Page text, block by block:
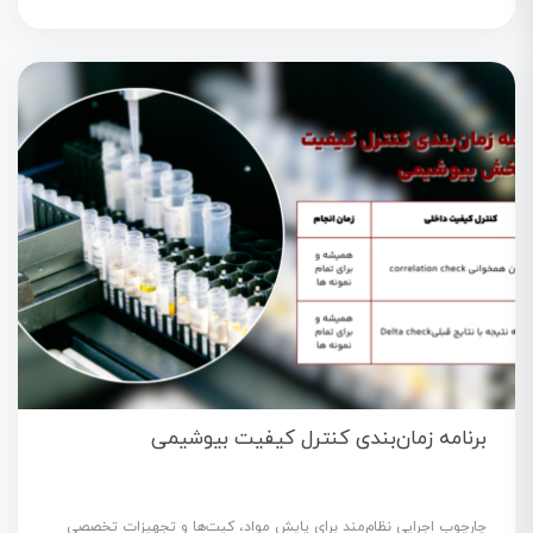
برنامه زمان‌بندی کنترل کیفیت بیوشیمی
چارچوب اجرایی نظام‌مند برای پایش مواد، کیت‌ها و تجهیزات تخصصی